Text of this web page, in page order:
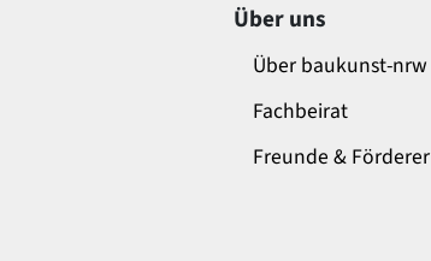
Über uns
Über baukunst-nrw
Fachbeirat
Freunde & Förderer